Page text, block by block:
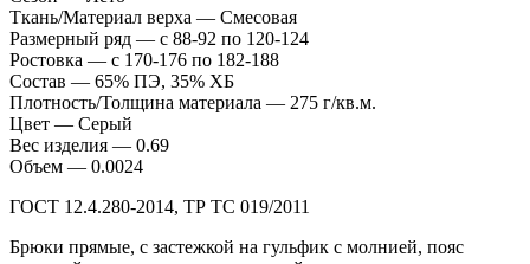
Ткань/Материал верха — Смесовая
Размерный ряд — с 88-92 по 120-124
Ростовка — с 170-176 по 182-188
Состав — 65% ПЭ, 35% ХБ
Плотность/Толщина материала — 275 г/кв.м.
Цвет — Серый
Вес изделия — 0.69
Объем — 0.0024
ГОСТ 12.4.280-2014, ТР ТС 019/2011
Брюки прямые, с застежкой на гульфик с молнией, пояс